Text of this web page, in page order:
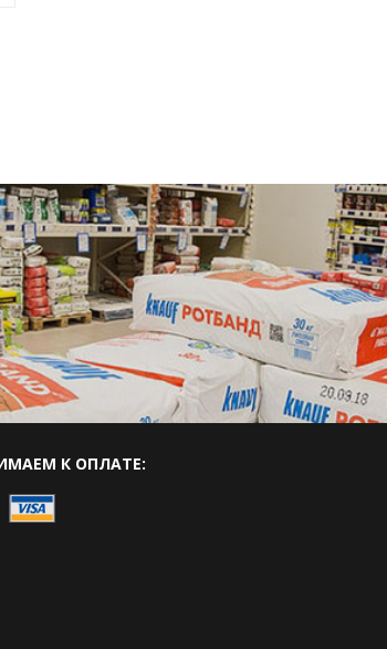
К ОПЛАТЕ: